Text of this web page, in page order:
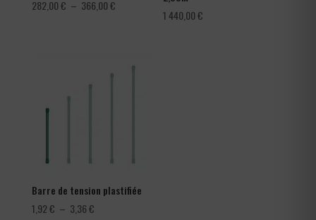
282,00€ – 366,00€Plage
1 440,00€
Barre de tension plastifiée
1,92€ – 3,36€Plage